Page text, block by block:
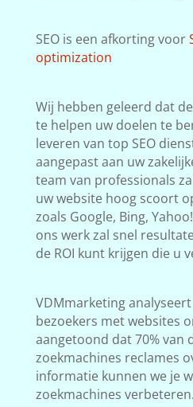
SEO is een afkorting voor
optimization
Wij hebben geleerd dat
te helpen uw doelen te
leveren van top SEO
aangepast aan uw
team van professionals
uw website hoog scoort
zoals Google, Bing,
ons werk zal snel
de ROI kunt krijgen die u
VDMmarketing
bezoekers met websites
aangetoond dat 70% van
zoekmachines reclames
informatie kunnen we je
zoekmachines verbeteren.